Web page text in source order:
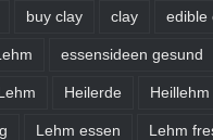
buy clay clay edible
essensideen gesund
Heilerde Heillehm
Lehm essen Lehm